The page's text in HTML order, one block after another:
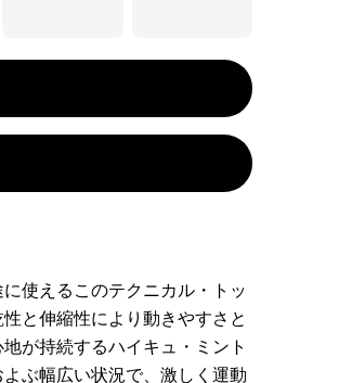
使えるこのテクニカル・トッ
と伸縮性により動きやすさと
が持続するハイキュ・ミント
ぶ幅広い状況で、激しく運動